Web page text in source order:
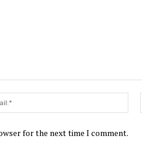
for the next time I comment.